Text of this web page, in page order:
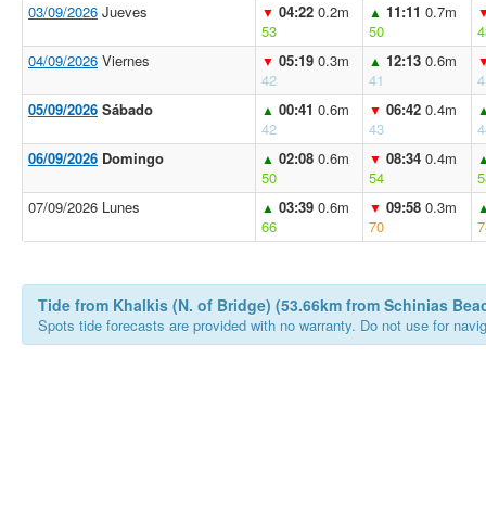
03/09/2026 Jueves ▼ 04:22 0.2m
53
▲ 11:11 0.7m
50
04/09/2026 Viernes ▼ 05:19 0.3m
42
▲ 12:13 0.6m
41
05/09/2026 Sábado ▲ 00:41 0.6m
42
▼ 06:42 0.4m
43
06/09/2026 Domingo ▲ 02:08 0.6m
50
▼ 08:34 0.4m
54
07/09/2026 Lunes
▲ 03:39 0.6m
66
▼ 09:58 0.3m
70
Tide from Khalkis (N. of Bridge) (53.66km from Schinias
Spots tide forecasts are provided with no warranty. Do not use for